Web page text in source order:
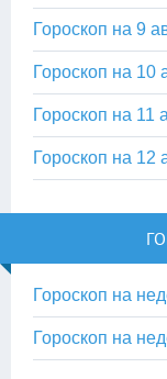
Гороскоп на 9
Гороскоп на 10
Гороскоп на 11
Гороскоп на 12
Гороскоп на
Гороскоп на